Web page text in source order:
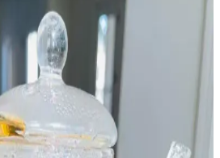
geleneksel tatlısı panayır helvası, farklı
hem kültürel hem de gastronomik
ve Lezzetin Simgesi
Geleneksel Üretim
oranı ve geleneksel üretim
Pralin ve trüf gibi ürünleriyle
çikolata, her zaman tercih edilen bir